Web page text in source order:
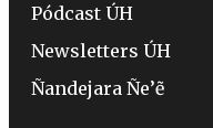
Pódcast ÚH
Newsletters ÚH
Ñandejara Ñe’ẽ